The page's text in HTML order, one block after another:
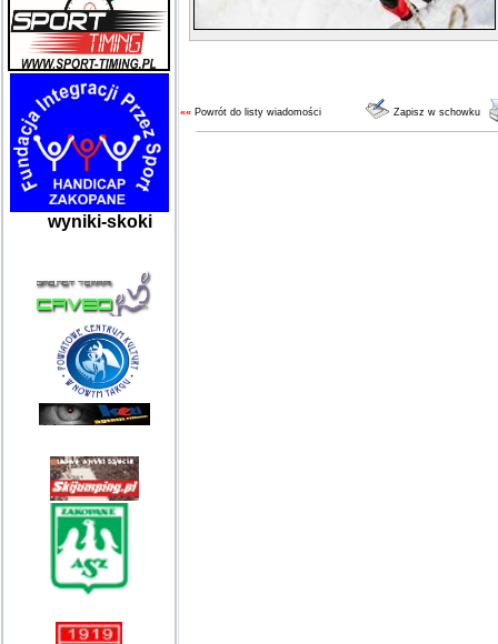
wyniki-skoki
«« Powrót do listy wiadomości Zapisz w schowku